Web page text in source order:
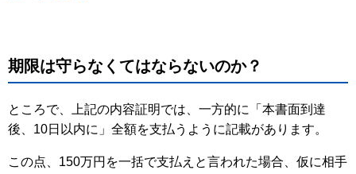
期限は守らなくてはならないのか？
ところで、上記の内容証明では、一方的に「本書面到達
後、10日以内に」全額を支払うように記載があります。
この点、150万円を一括で支払えと言われた場合、仮に相手